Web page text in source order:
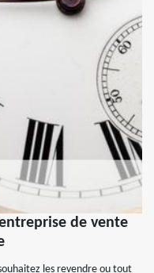
de vente
les revendre ou tout